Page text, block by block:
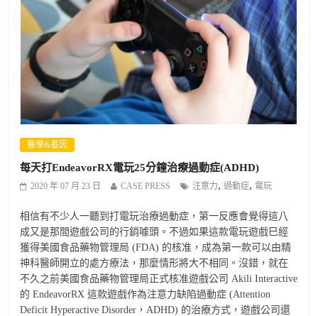
醫學&基因
每天打EndeavorRX電玩25分鐘治療過動症(ADHD)
2020 年 07 月 23 日 CASE PRESS 注意力,過動症, 電玩
相信有不少人一聽到打電玩治療過動症，第一反應會覺得這八
成又是那間遊戲公司的行銷噱頭。不過如果這款電玩遊戲巳經
獲得美國食品藥物管理局 (FDA) 的核准，成為第一款可以由精
神科醫師開立的處方療法，那麼情形將大不相同。沒錯，就在
不久之前美國食品藥物管理局正式核准遊戲公司 Akili Interactive
的 EndeavorRX 這款遊戲作為注意力缺陷過動症 (Attention
Deficit Hyperactive Disorder，ADHD) 的治療方式，遊戲公司還